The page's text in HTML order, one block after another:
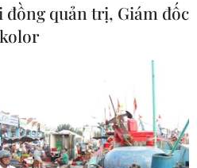
quản trị, Giám đốc